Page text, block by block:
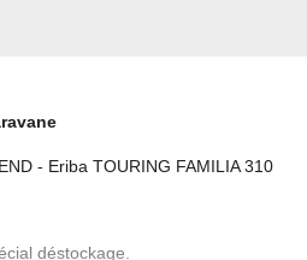
- Eriba TOURING FAMILIA 310
déstockage.